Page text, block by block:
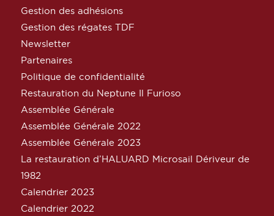
Gestion des adhésions
Gestion des régates TDF
Newsletter
Partenaires
Politique de confidentialité
Restauration du Neptune Il Furioso
Assemblée Générale
Assemblée Générale 2022
Assemblée Générale 2023
La restauration d’HALUARD Microsail Dériveur de
1982
Calendrier 2023
Calendrier 2022